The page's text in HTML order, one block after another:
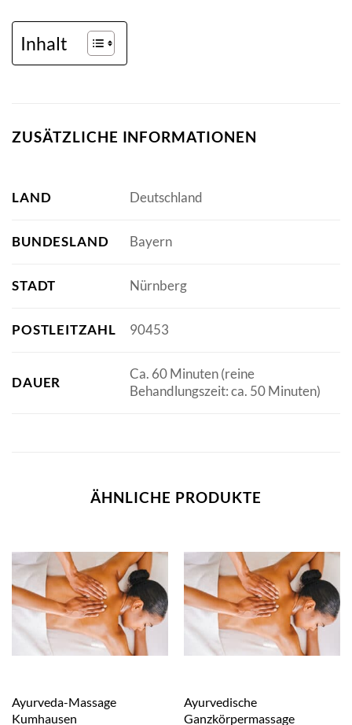
Inhalt
ZUSÄTZLICHE INFORMATIONEN
LAND Deutschland
BUNDESLAND Bayern
STADT Nürnberg
POSTLEITZAHL 90453
DAUER
Ca. 60 Minuten (reine
Behandlungszeit: ca. 50 Minuten)
ÄHNLICHE PRODUKTE
Ayurveda-Massage
Kumhausen
Ayurvedische
Ganzkörpermassage